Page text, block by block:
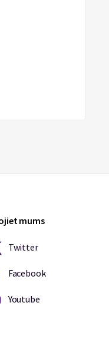
mums
Twitter
Facebook
Youtube